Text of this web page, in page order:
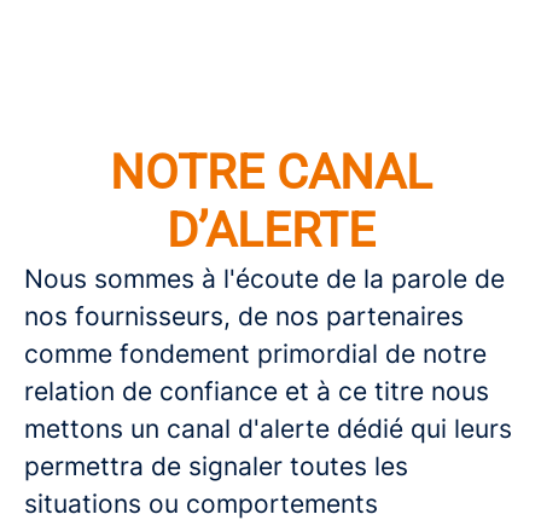
NOTRE CANAL
D’ALERTE
Nous sommes à l'écoute de la parole de
nos fournisseurs, de nos partenaires
comme fondement primordial de notre
relation de confiance et à ce titre nous
mettons un canal d'alerte dédié qui leurs
permettra de signaler toutes les
situations ou comportements